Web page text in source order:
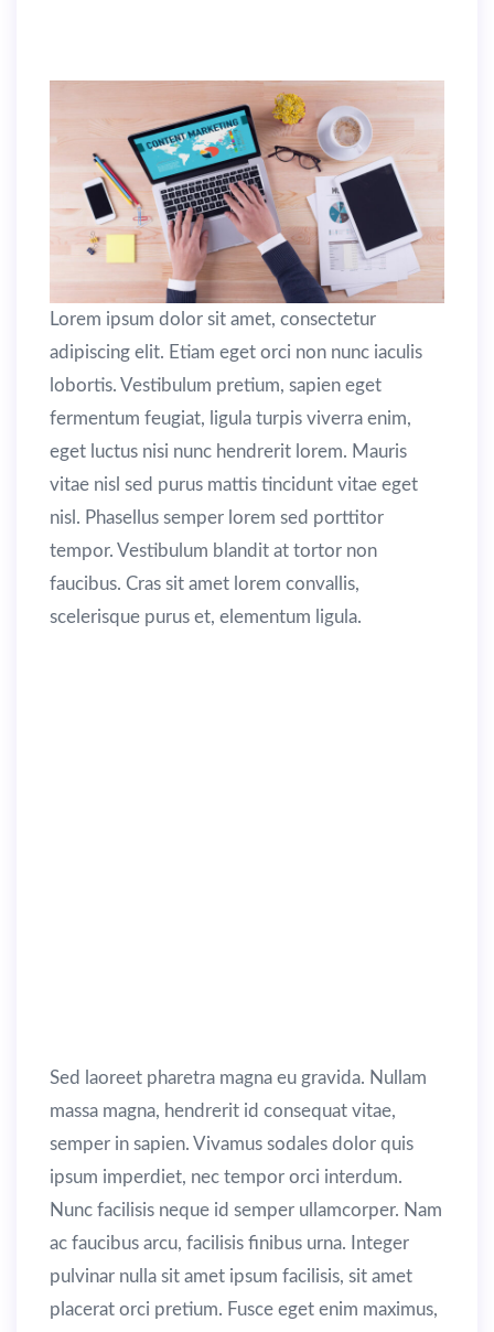
Lorem ipsum dolor sit amet, consectetur
adipiscing elit. Etiam eget orci non nunc iaculis
lobortis. Vestibulum pretium, sapien eget
fermentum feugiat, ligula turpis viverra enim,
eget luctus nisi nunc hendrerit lorem. Mauris
vitae nisl sed purus mattis tincidunt vitae eget
nisl. Phasellus semper lorem sed porttitor
tempor. Vestibulum blandit at tortor non
faucibus. Cras sit amet lorem convallis,
scelerisque purus et, elementum ligula.
Sed laoreet pharetra magna eu gravida. Nullam
massa magna, hendrerit id consequat vitae,
semper in sapien. Vivamus sodales dolor quis
ipsum imperdiet, nec tempor orci interdum.
Nunc facilisis neque id semper ullamcorper. Nam
ac faucibus arcu, facilisis finibus urna. Integer
pulvinar nulla sit amet ipsum facilisis, sit amet
placerat orci pretium. Fusce eget enim maximus,